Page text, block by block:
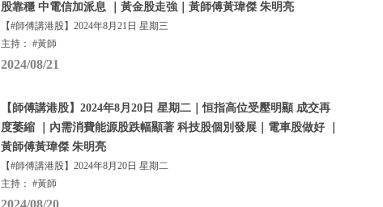
股靠穩 中電信加派息 ｜黃金股走強｜黃師傅黃瑋傑 朱明亮
【#師傅講港股】2024年8月21日 星期三
主持： #黃師
2024/08/21
【師傅講港股】2024年8月20日 星期二｜恒指高位受壓明顯 成交再
度萎縮 ｜內需消費能源股跌幅顯著 科技股個別發展｜電車股做好 ｜
黃師傅黃瑋傑 朱明亮
【#師傅講港股】2024年8月20日 星期二
主持： #黃師
2024/08/20